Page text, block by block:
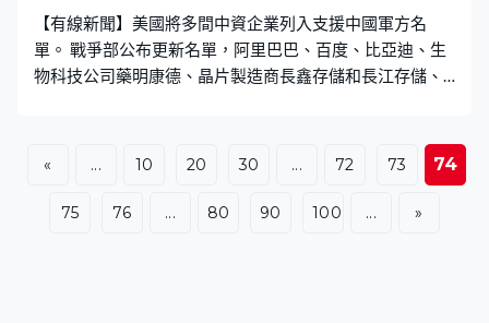
【有線新聞】美國將多間中資企業列入支援中國軍方名
單。 戰爭部公布更新名單，阿里巴巴、百度、比亞迪、生
物科技公司藥明康德、晶片製造商長鑫存儲和長江存儲、
華行程未確定前，五角大樓曾短暫發布更新名單，之後迅
速撤回，又指列入名單不是實施制裁，只是提醒美國供應
商留意，以及將來有可能限制與這些公司簽訂合約。 中國
« ... 10 20 30 ... 72 73 74
75 76 ... 80 90 100 ... »